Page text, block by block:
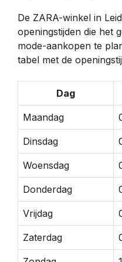
De ZARA-winkel in
openingstijden die het
mode-aankopen te
tabel met de
Dag
Maandag
Dinsdag
Woensdag
Donderdag
Vrijdag
Zaterdag